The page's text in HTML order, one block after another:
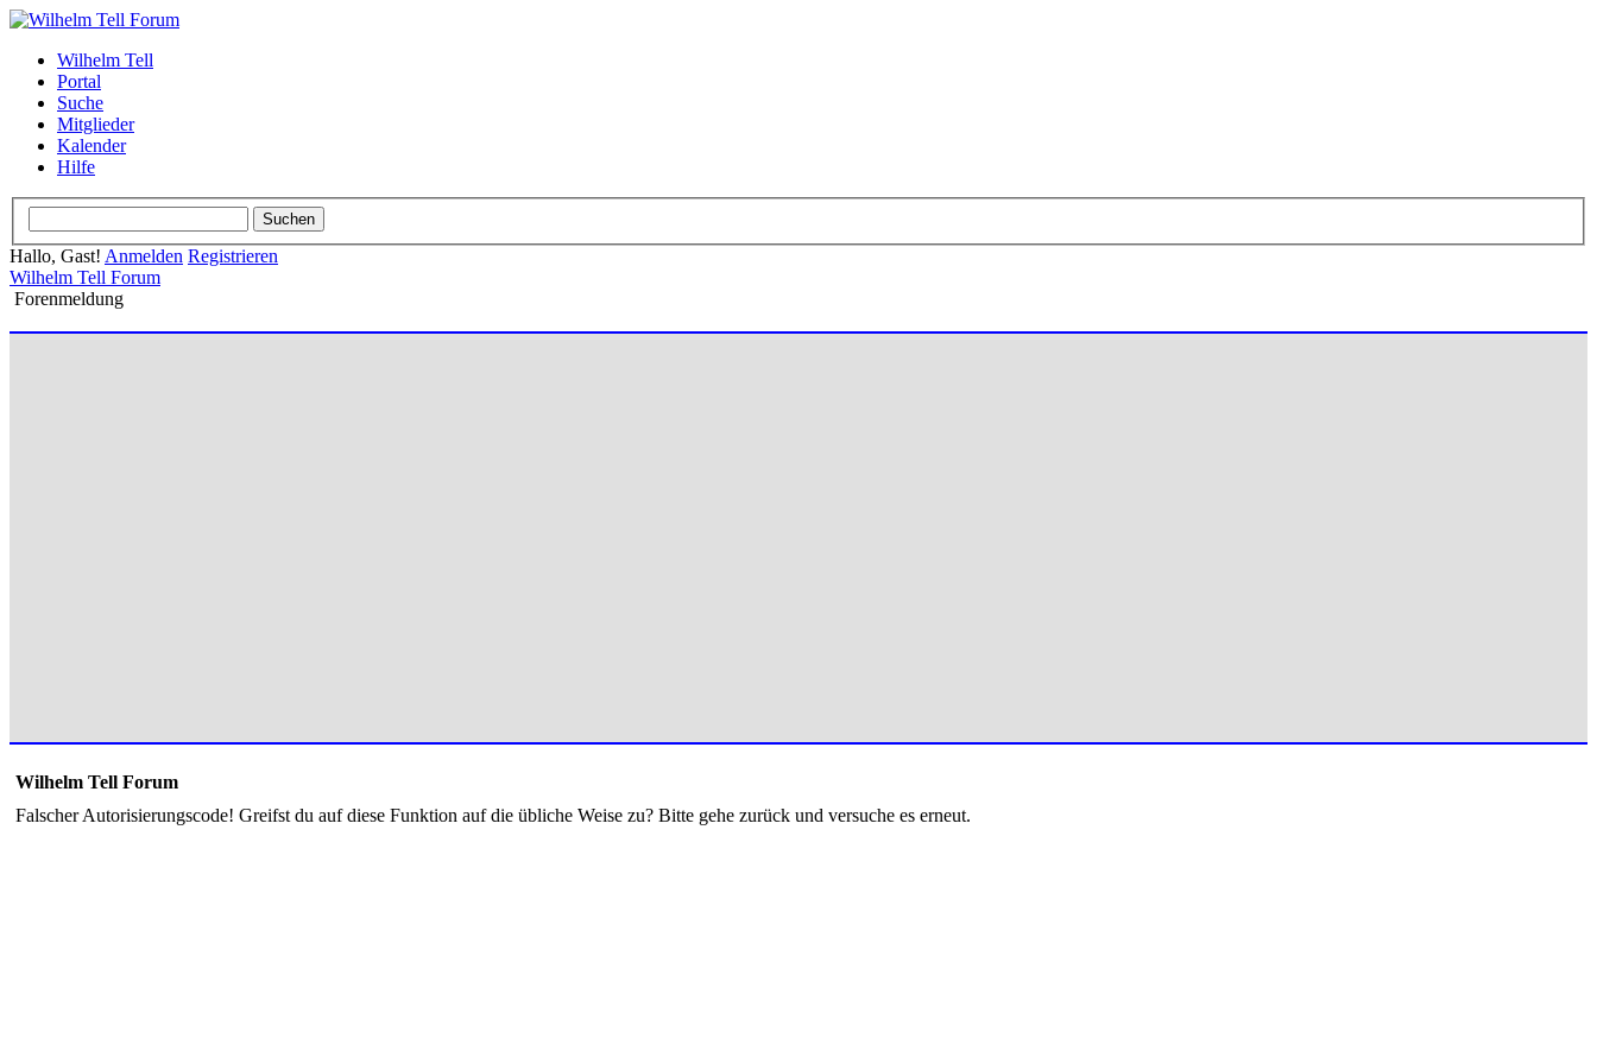
Wilhelm Tell
Portal
Suche
Mitglieder
Kalender
Hilfe
Hallo, Gast! Anmelden Registrieren
Wilhelm Tell Forum
Forenmeldung
Wilhelm Tell Forum
Falscher Autorisierungscode! Greifst du auf diese Funktion auf die übliche Weise zu? Bitte gehe zurück und versuche es erneut.